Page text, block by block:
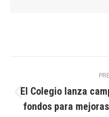
navigation
El Colegio lanza
fondos para